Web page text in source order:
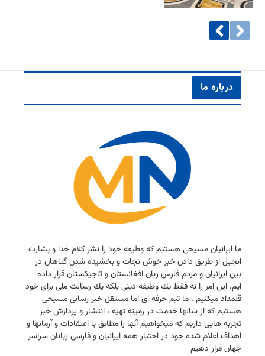
درباره ما
ما ایرانیان مسیحی هستیم كه وظیفه خود را نشر كلام خدا و بشارت
انجیل از طریق دادن خبر خوش نجات و بخشیده شدن گناهان در
بین ایرانیان و مردم فارس زبان افغانستان و تاجیكستان قرار داده
ایم. این امر را نه فقط یك وظیفه دینی بلكه یك رسالت ملی برای خود
قلمداد میكنیم . ما تیم حرفه ای اما مستقل خبر رسانی مسیحی
هستیم كه از سالها خدمت در زمینه تهیه ، انتشار و پردازش خبر
تجربه هایی داریم كه میخواهیم آنها را مطابق با اعتقادات و آرمانها و
اهداف اعلام شده خود در اختیار همه ایرانیان و فارسی زبانان سراسر
جهان قرار دهیم